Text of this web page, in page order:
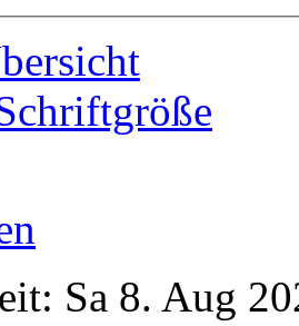
Sa 8. Aug